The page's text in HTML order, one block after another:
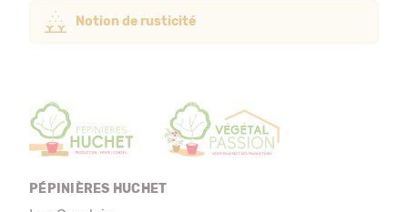
Notion de rusticité
PÉPINIÈRES HUCHET